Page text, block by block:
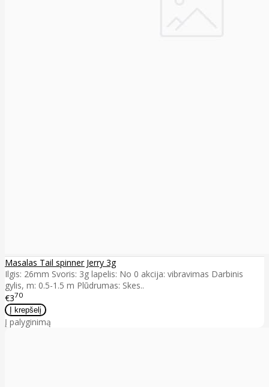
Masalas Tail spinner Jerry 3g
Ilgis: 26mm Svoris: 3g lapelis: No 0 akcija: vibravimas Darbinis
gylis, m: 0.5-1.5 m Plūdrumas: Skes..
€370
Į palyginimą